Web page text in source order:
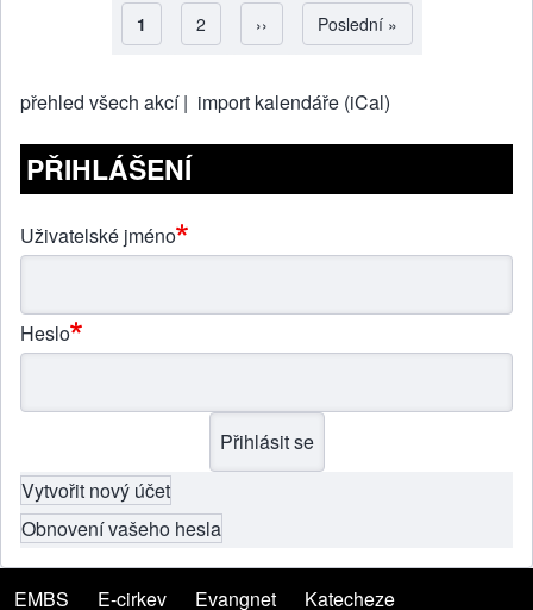
Pagination
Aktuální stránka
1 Strana
2 Následující stránka
›› Poslední stránka
Poslední »
přehled všech akcí | import kalendáře (iCal)
PŘIHLÁŠENÍ
Uživatelské jméno
Heslo
Vytvořit nový účet
Obnovení vašeho hesla
EMBS
(opens in new tab)
E-cirkev
(opens in new tab)
Evangnet
(opens in new tab)Katecheze
(opens in new tab)